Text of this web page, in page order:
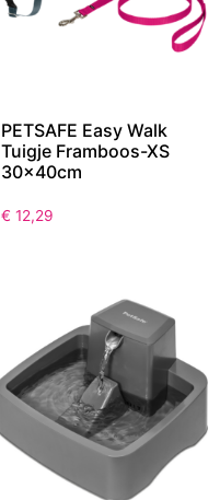
PETSAFE Easy Walk
Tuigje Framboos-XS
30x40cm
€ 12,29